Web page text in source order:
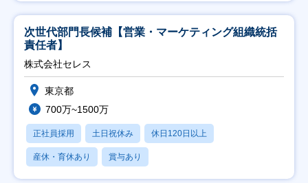
次世代部門長候補【営業・マーケティング組織統括
責任者】
株式会社セレス
東京都
700万~1500万
正社員採用 土日祝休み 休日120日以上
産休・育休あり 賞与あり